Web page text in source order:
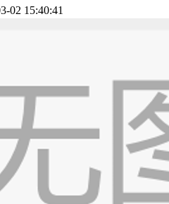
02 15:40:41